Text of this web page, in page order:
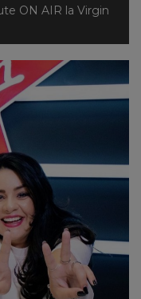
ON AIR la Virgin